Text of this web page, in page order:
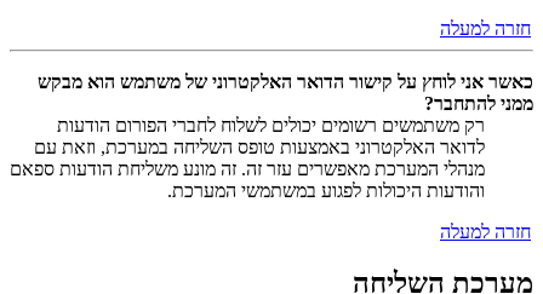
חזרה למעלה
כאשר אני לוחץ על קישור הדואר האלקטרוני של משתמש הוא מבקש
ממני להתחבר?
רק משתמשים רשומים יכולים לשלוח לחברי הפורום הודעות
לדואר האלקטרוני באמצעות טופס השליחה במערכת, וזאת עם
מנהלי המערכת מאפשרים עזר זה. זה מונע משליחת הודעות ספאם
והודעות היכולות לפגוע במשתמשי המערכת.
חזרה למעלה
מערכת השליחה